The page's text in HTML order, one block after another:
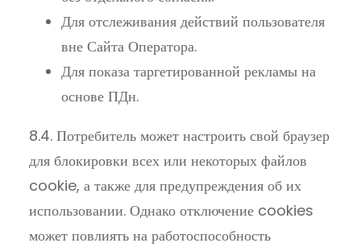
Для отслеживания действий пользователя
вне Сайта Оператора.
Для показа таргетированной рекламы на
основе ПДн.
8.4. Потребитель может настроить свой браузер
для блокировки всех или некоторых файлов
cookie, а также для предупреждения об их
использовании. Однако отключение cookies
может повлиять на работоспособность